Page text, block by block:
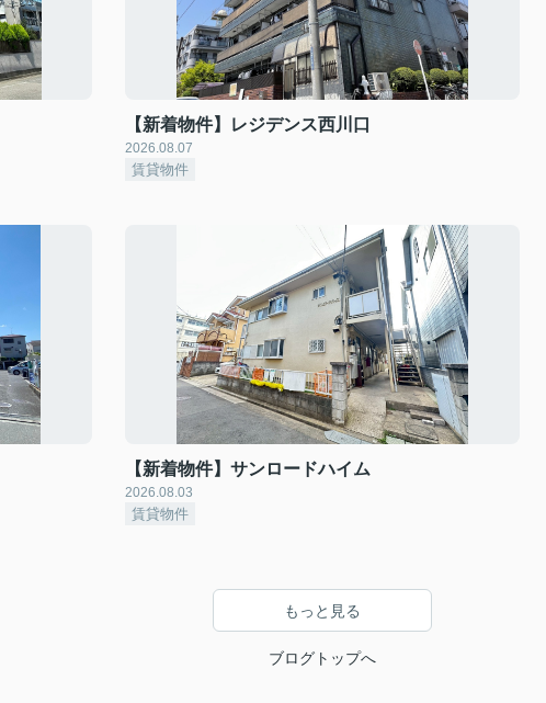
【新着物件】レジデンス西川口
2026.08.07
賃貸物件
【新着物件】サンロードハイム
2026.08.03
賃貸物件
もっと見る
ブログトップへ